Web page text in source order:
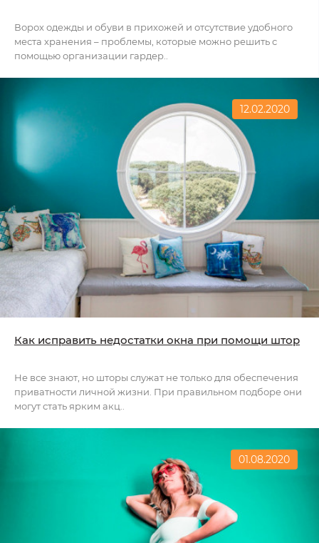
Ворох одежды и обуви в прихожей и отсутствие удобного
места хранения – проблемы, которые можно решить с
помощью организации гардер..
12.02.2020
Как исправить недостатки окна при помощи штор
Не все знают, но шторы служат не только для обеспечения
приватности личной жизни. При правильном подборе они
могут стать ярким акц..
01.08.2020